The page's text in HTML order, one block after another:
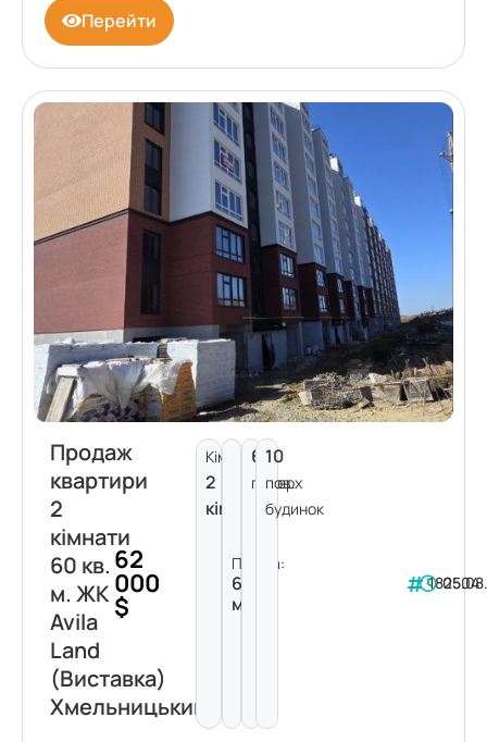
Перейти
Продаж
квартири
2
кімнати
60 кв.
м. ЖК
Avila
Land
(Виставка)
Хмельницький
62
000
$
Кімнат:
2
кімнати
Площа:
60
м²
6
поверх
10
пов.
будинок
182504